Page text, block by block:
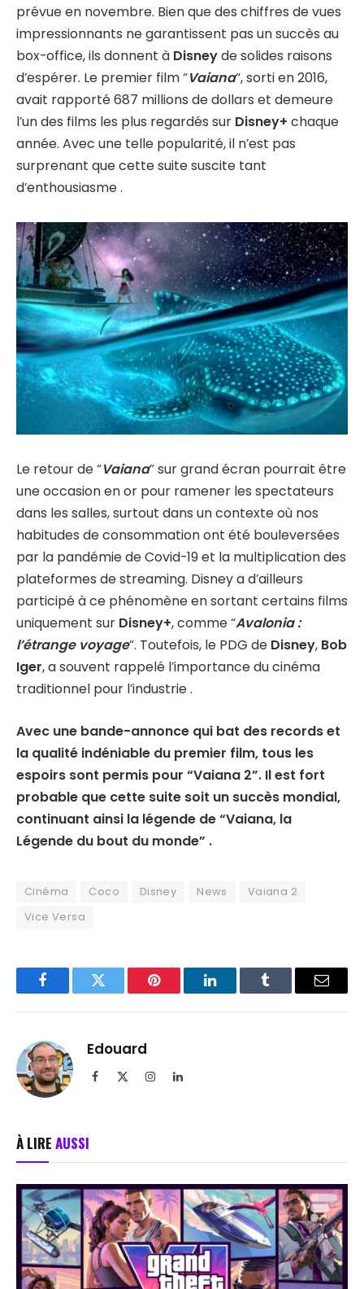
prévue en novembre. Bien que des chiffres de vues
impressionnants ne garantissent pas un succès au
box-office, ils donnent à Disneyde solides raisons
d’espérer. Le premier film “Vaiana“, sorti en 2016,
avait rapporté 687 millions de dollars et demeure
l’un des films les plus regardés sur Disney+ chaque
année. Avec une telle popularité, il n’est pas
surprenant que cette suite suscite tant
d’enthousiasme .
Le retour de “Vaiana” sur grand écran pourrait être
une occasion en or pour ramener les spectateurs
dans les salles, surtout dans un contexte où nos
habitudes de consommation ont été bouleversées
par la pandémie de Covid-19 et la multiplication des
plateformes de streaming. Disney a d’ailleurs
participé à ce phénomène en sortant certains films
uniquement sur Disney+, comme “Avalonia :
l’étrange voyage“. Toutefois, le PDG de Disney, Bob
Iger, a souvent rappelé l’importance du cinéma
traditionnel pour l’industrie .
Avec une bande-annonce qui bat des records et
la qualité indéniable du premier film, tous les
espoirs sont permis pour “Vaiana 2”. Il est fort
probable que cette suite soit un succès mondial,
continuant ainsi la légende de “Vaiana, la
Légende du bout du monde” .
Cinéma Coco Disney News
Vaiana 2
Vice Versa
FacebookTwitter Pinterest LinkedInTumblr Email
Edouard
Facebook InstagramLinkedIn
À LIRE AUSSI